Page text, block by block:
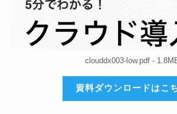
clouddx003-low.pdf -
資料ダウンロードはこ